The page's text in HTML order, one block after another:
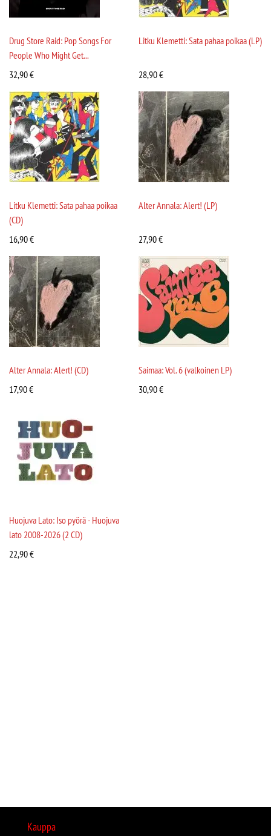
Drug Store Raid: Pop Songs For
People Who Might Get...
32,90€
Litku Klemetti: Sata pahaa poikaa (LP)
28,90€
Litku Klemetti: Sata pahaa poikaa
(CD)
16,90€
Alter Annala: Alert! (LP)
27,90€
Alter Annala: Alert! (CD)
17,90€
Saimaa: Vol. 6 (valkoinen LP)
30,90€
Huojuva Lato: Iso pyörä - Huojuva
lato 2008-2026 (2 CD)
22,90€
Kauppa